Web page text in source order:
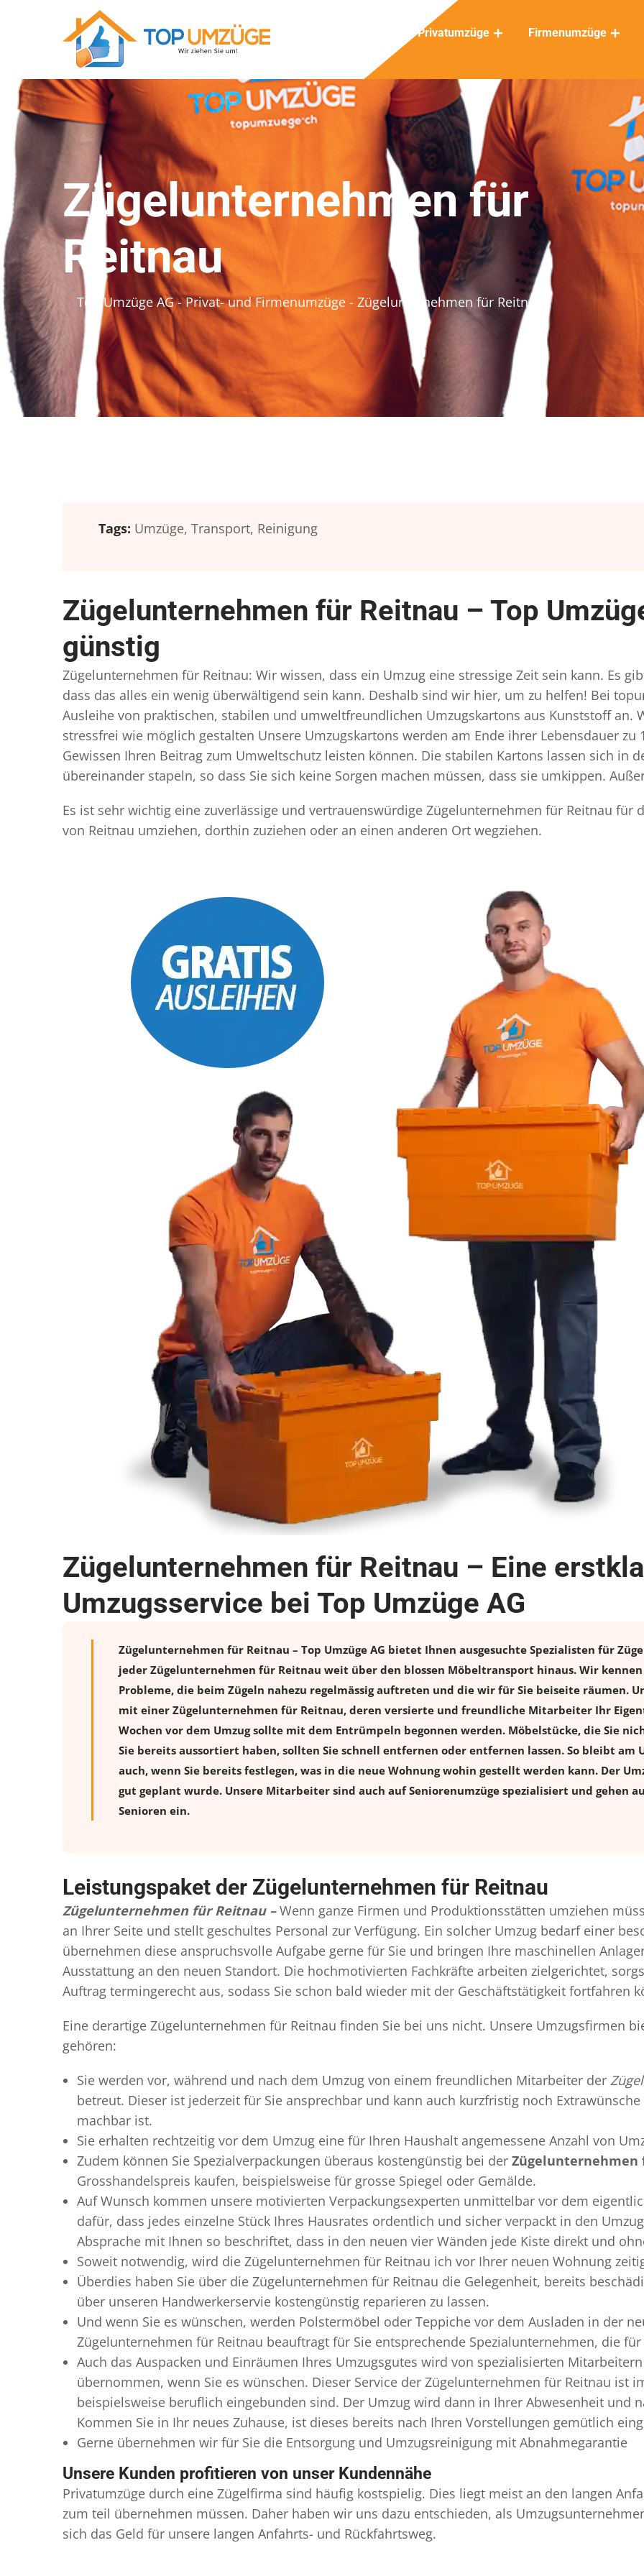
Privatumzüge Firmenumzüge
Zügelunternehmen für
Reitnau
Top Umzüge AG - Privat- und Firmenumzüge - Zügelunternehmen für Reitnau
Tags: Umzüge, Transport, Reinigung
Zügelunternehmen für Reitnau – Top
günstig
Zügelunternehmen für Reitnau: Wir wissen, dass ein Umzug eine stressige Zeit sein kann. Es
dass das alles ein wenig überwältigend sein kann. Deshalb sind wir hier, um zu helfen! Bei
Ausleihe von praktischen, stabilen und umweltfreundlichen Umzugskartons aus Kunststoff an.
stressfrei wie möglich gestalten Unsere Umzugskartons werden am Ende ihrer Lebensdauer zu
Gewissen Ihren Beitrag zum Umweltschutz leisten können. Die stabilen Kartons lassen sich in
übereinander stapeln, so dass Sie sich keine Sorgen machen müssen, dass sie umkippen.
Es ist sehr wichtig eine zuverlässige und vertrauenswürdige Zügelunternehmen für Reitnau für
von Reitnau umziehen, dorthin zuziehen oder an einen anderen Ort wegziehen.
Zügelunternehmen für Reitnau – Eine
Umzugsservice bei Top Umzüge AG
Zügelunternehmen für Reitnau – Top Umzüge AG bietet Ihnen ausgesuchte Spezialisten für
jeder Zügelunternehmen für Reitnau weit über den blossen Möbeltransport hinaus. Wir
Probleme, die beim Zügeln nahezu regelmässig auftreten und die wir für Sie beiseite räumen.
mit einer Zügelunternehmen für Reitnau, deren versierte und freundliche Mitarbeiter Ihr
Wochen vor dem Umzug sollte mit dem Entrümpeln begonnen werden. Möbelstücke, die Sie
Sie bereits aussortiert haben, sollten Sie schnell entfernen oder entfernen lassen. So bleibt am
auch, wenn Sie bereits festlegen, was in die neue Wohnung wohin gestellt werden kann. Der
gut geplant wurde. Unsere Mitarbeiter sind auch auf Seniorenumzüge spezialisiert und gehen
Senioren ein.
Leistungspaket der Zügelunternehmen für Reitnau
Zügelunternehmen für Reitnau – Wenn ganze Firmen und Produktionsstätten umziehen
an Ihrer Seite und stellt geschultes Personal zur Verfügung. Ein solcher Umzug bedarf einer
übernehmen diese anspruchsvolle Aufgabe gerne für Sie und bringen Ihre maschinellen
Ausstattung an den neuen Standort. Die hochmotivierten Fachkräfte arbeiten zielgerichtet,
Auftrag termingerecht aus, sodass Sie schon bald wieder mit der Geschäftstätigkeit fortfahren
Eine derartige Zügelunternehmen für Reitnau finden Sie bei uns nicht. Unsere Umzugsfirmen
gehören:
Sie werden vor, während und nach dem Umzug von einem freundlichen Mitarbeiter der
betreut. Dieser ist jederzeit für Sie ansprechbar und kann auch kurzfristig noch
machbar ist.
Sie erhalten rechtzeitig vor dem Umzug eine für Ihren Haushalt angemessene Anzahl von
Zudem können Sie Spezialverpackungen überaus kostengünstig bei der Zügelunternehmen
Grosshandelspreis kaufen, beispielsweise für grosse Spiegel oder Gemälde.
Auf Wunsch kommen unsere motivierten Verpackungsexperten unmittelbar vor dem
dafür, dass jedes einzelne Stück Ihres Hausrates ordentlich und sicher verpackt in den
Absprache mit Ihnen so beschriftet, dass in den neuen vier Wänden jede Kiste direkt und
Soweit notwendig, wird die Zügelunternehmen für Reitnau ich vor Ihrer neuen Wohnung
Überdies haben Sie über die Zügelunternehmen für Reitnau die Gelegenheit, bereits
über unseren Handwerkerservie kostengünstig reparieren zu lassen.
Und wenn Sie es wünschen, werden Polstermöbel oder Teppiche vor dem Ausladen in der
Zügelunternehmen für Reitnau beauftragt für Sie entsprechende Spezialunternehmen, die
Auch das Auspacken und Einräumen Ihres Umzugsgutes wird von spezialisierten
übernommen, wenn Sie es wünschen. Dieser Service der Zügelunternehmen für Reitnau ist
beispielsweise beruflich eingebunden sind. Der Umzug wird dann in Ihrer Abwesenheit und
Kommen Sie in Ihr neues Zuhause, ist dieses bereits nach Ihren Vorstellungen gemütlich
Gerne übernehmen wir für Sie die Entsorgung und Umzugsreinigung mit Abnahmegarantie
Unsere Kunden profitieren von unser Kundennähe
Privatumzüge durch eine Zügelfirma sind häufig kostspielig. Dies liegt meist an den langen
zum teil übernehmen müssen. Daher haben wir uns dazu entschieden, als
sich das Geld für unsere langen Anfahrts- und Rückfahrtsweg.